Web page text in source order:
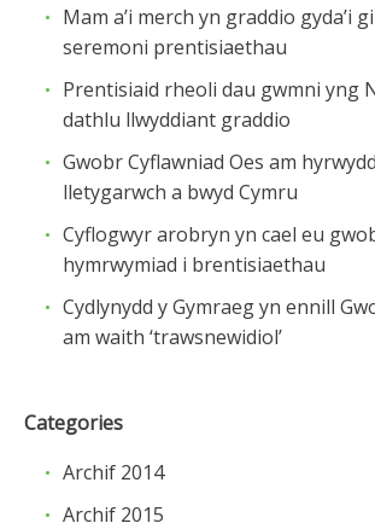
Mam a’i merch yn graddio gyda’i
seremoni prentisiaethau
Prentisiaid rheoli dau gwmni yng
dathlu llwyddiant graddio
Gwobr Cyflawniad Oes am
lletygarwch a bwyd Cymru
Cyflogwyr arobryn yn cael eu
hymrwymiad i brentisiaethau
Cydlynydd y Gymraeg yn ennill
am waith ‘trawsnewidiol’
Categories
Archif 2014
Archif 2015